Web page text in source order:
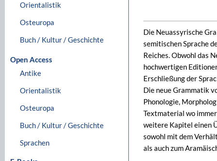
Orientalistik
Osteuropa
Buch / Kultur / Geschichte
Open Access
Antike
Orientalistik
Osteuropa
Buch / Kultur / Geschichte
Sprachen
Die Neuassyrische
semitischen Sprache
Reiches. Obwohl das
hochwertigen
Erschließung der
Die neue Grammatik
Phonologie,
Textmaterial wo
weitere Kapitel einen
sowohl mit dem
als auch zum